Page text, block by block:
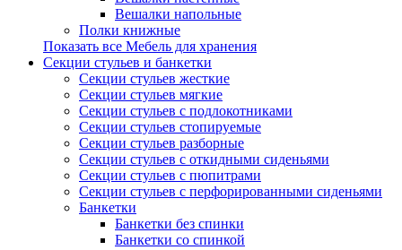
Вешалки напольные
Полки книжные
Показать все Мебель для хранения
Секции стульев и банкетки
Секции стульев жесткие
Секции стульев мягкие
Секции стульев с подлокотниками
Секции стульев стопируемые
Секции стульев разборные
Секции стульев с откидными сиденьями
Секции стульев с пюпитрами
Секции стульев с перфорированными сиденьями
Банкетки
Банкетки без спинки
Банкетки со спинкой